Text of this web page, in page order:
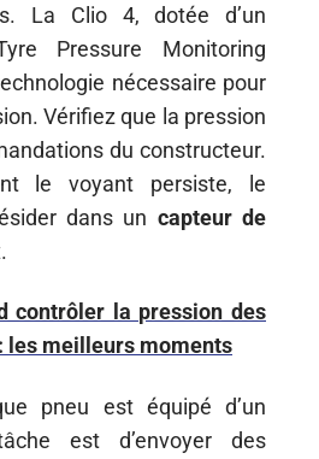
La Clio 4, dotée d’un
Pressure Monitoring
nécessaire pour
Vérifiez que la pression
du constructeur.
le voyant persiste, le
dans un capteur de
contrôler la pression des
les meilleurs moments
pneu est équipé d’un
est d’envoyer des